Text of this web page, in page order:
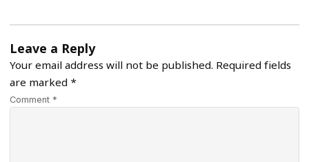
Leave a Reply
Your email address will not be published. Required fields
are marked *
Comment *